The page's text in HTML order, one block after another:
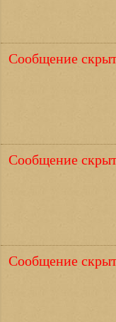
Сообщение
Сообщение
Сообщение